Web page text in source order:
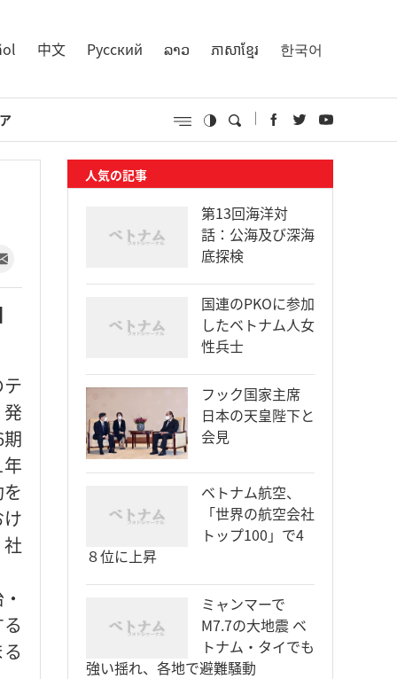
中文 Русский ລາວ ភាសាខ្មែរ 한국어
人気の記事
第13回海洋対
話：公海及び深海
底探検
国連のPKOに参加
したベトナム人女
性兵士
フック国家主席
日本の天皇陛下と
会見
ベトナム航空、
「世界の航空会社
トップ100」で4
８位に上昇
ミャンマーで
M7.7の大地震 ベ
トナム・タイでも
強い揺れ、各地で避難騒動